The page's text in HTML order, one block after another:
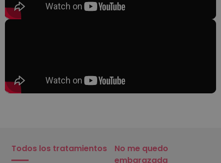
Todos los tratamientos
No me quedo
embarazada